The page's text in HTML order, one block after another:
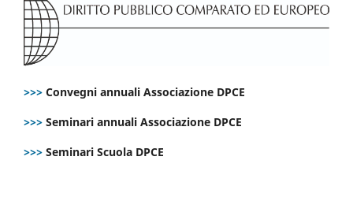
>>> Convegni annuali Associazione DPCE
>>> Seminari annuali Associazione DPCE
>>> Seminari Scuola DPCE